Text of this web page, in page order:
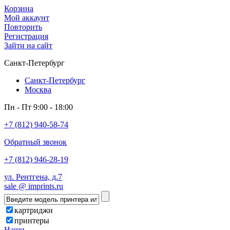
Корзина
Мой аккаунт
Повторить
Регистрация
Зайти на сайт
Санкт-Петербург
Санкт-Петербург
Москва
Пн - Пт 9:00 - 18:00
+7 (812) 940-58-74
Обратный звонок
+7 (812) 946-28-19
ул. Рентгена, д.7
sale @ imprints.ru
картриджи
принтеры